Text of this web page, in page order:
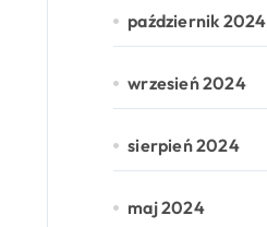
październik 2024
wrzesień 2024
sierpień 2024
maj 2024